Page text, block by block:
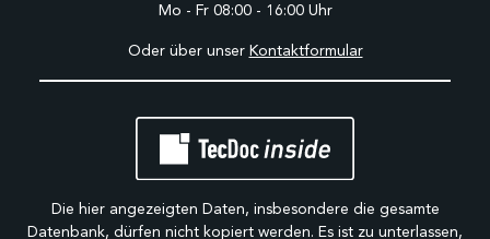
Mo - Fr 08:00 - 16:00 Uhr
Oder über unser Kontaktformular
Die hier angezeigten Daten, insbesondere die gesamte
Datenbank, dürfen nicht kopiert werden. Es ist zu unterlassen,